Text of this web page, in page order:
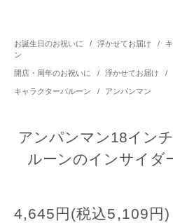
お誕生日のお祝いに / 浮かせてお届け /
ン
開店・周年のお祝いに / 浮かせてお届け /
キャラクターバルーン / アンパンマン
アンパンマン18イン
ルーンのインサイダ
4,645円(税込5,109円)